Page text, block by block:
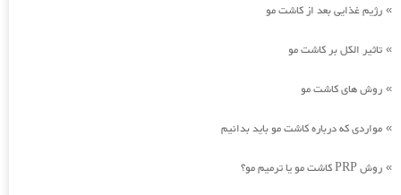
» رژیم غذایی بعد از کاشت مو
» تاثیر الکل بر کاشت مو
» روش های کاشت مو
» مواردی که درباره کاشت مو باید بدانیم
» روش PRP کاشت مو یا ترمیم مو؟